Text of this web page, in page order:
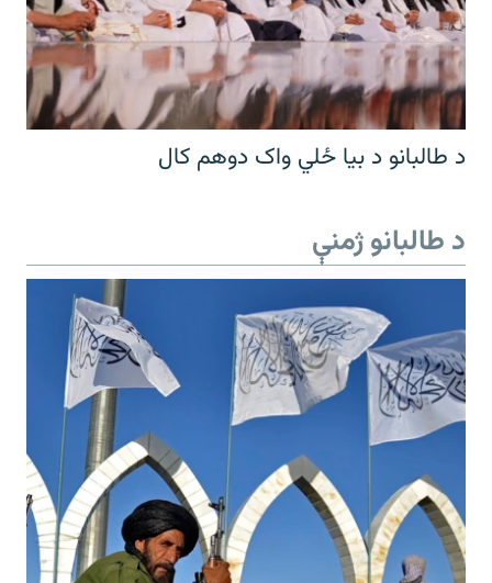
د طالبانو د بیا ځلي واک دوهم کال
د طالبانو ژمنې